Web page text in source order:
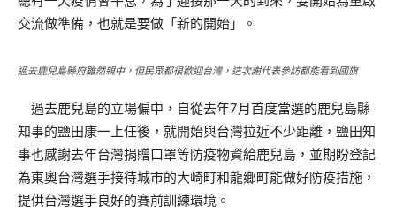
交流做準備，也就是要做「新的開始」。
過去鹿兒島縣府雖然親中，但民眾都很歡迎台灣，這次謝代表參訪都能看到國旗
過去鹿兒島的立場偏中，自從去年7月首度當選的鹿兒島縣
知事的鹽田康一上任後，就開始與台灣拉近不少距離，鹽田知
事也感謝去年台灣捐贈口罩等防疫物資給鹿兒島，並期盼登記
為東奧台灣選手接待城市的大崎町和龍鄉町能做好防疫措施，
提供台灣選手良好的賽前訓練環境。